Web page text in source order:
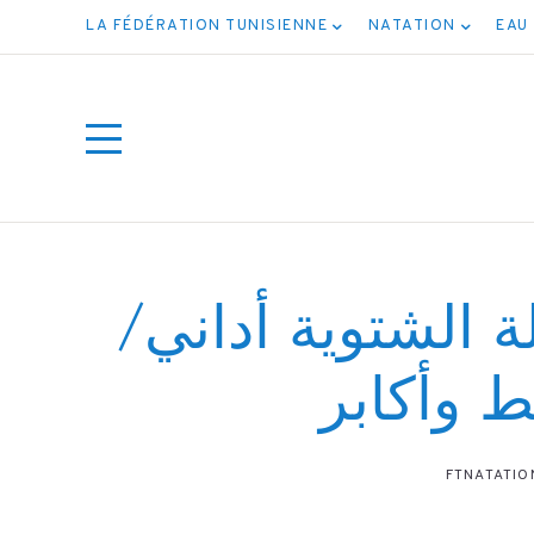
LA FÉDÉRATION TUNISIENNE NATATION EAU
الشتوية أداني/
وأكابر
جميع